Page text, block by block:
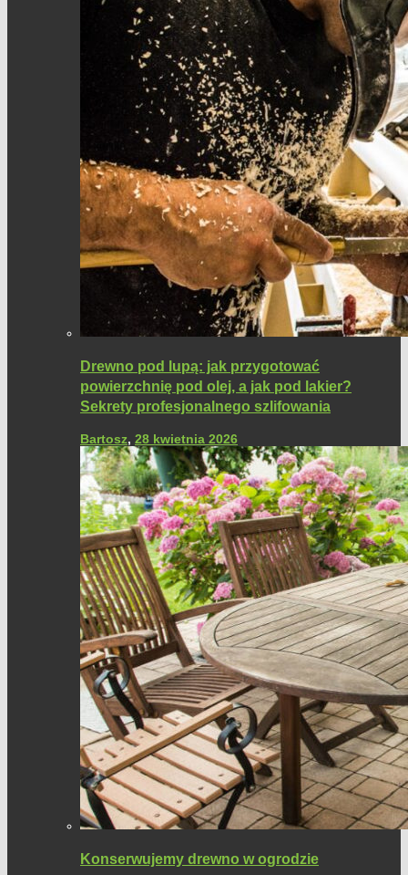
Drewno pod lupą: jak przygotować
powierzchnię pod olej, a jak pod lakier?
Sekrety profesjonalnego szlifowania
Bartosz, 28 kwietnia 2026
Konserwujemy drewno w ogrodzie